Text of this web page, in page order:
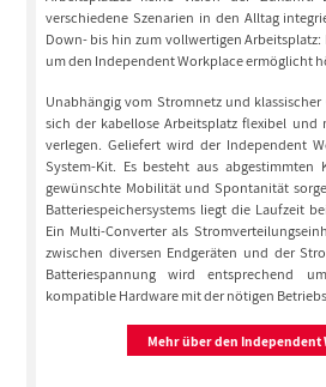
verschiedene Szenarien in den Alltag
Down- bis hin zum vollwertigen Arbeitsplatz:
um den Independent Workplace ermöglicht
Unabhängig vom Stromnetz und
sich der kabellose Arbeitsplatz flexibel
verlegen. Geliefert wird der Independent
System-Kit. Es besteht aus
gewünschte Mobilität und Spontanität
Batteriespeichersystems liegt die Laufzeit
Ein Multi-Converter als
zwischen diversen Endgeräten und der
Batteriespannung wird entsprechend
kompatible Hardware mit der nötigen
Mehr über den Independent